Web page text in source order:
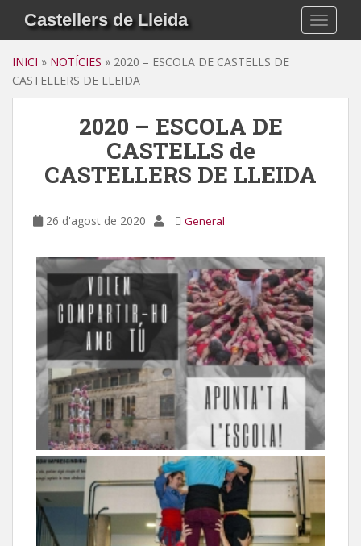
i
Castellers de Lleida
INICI » NOTÍCIES » 2020 – ESCOLA DE CASTELLS DE
CASTELLERS DE LLEIDA
2020 – ESCOLA DE
CASTELLS de
CASTELLERS DE LLEIDA
26 d'agost de 2020 General